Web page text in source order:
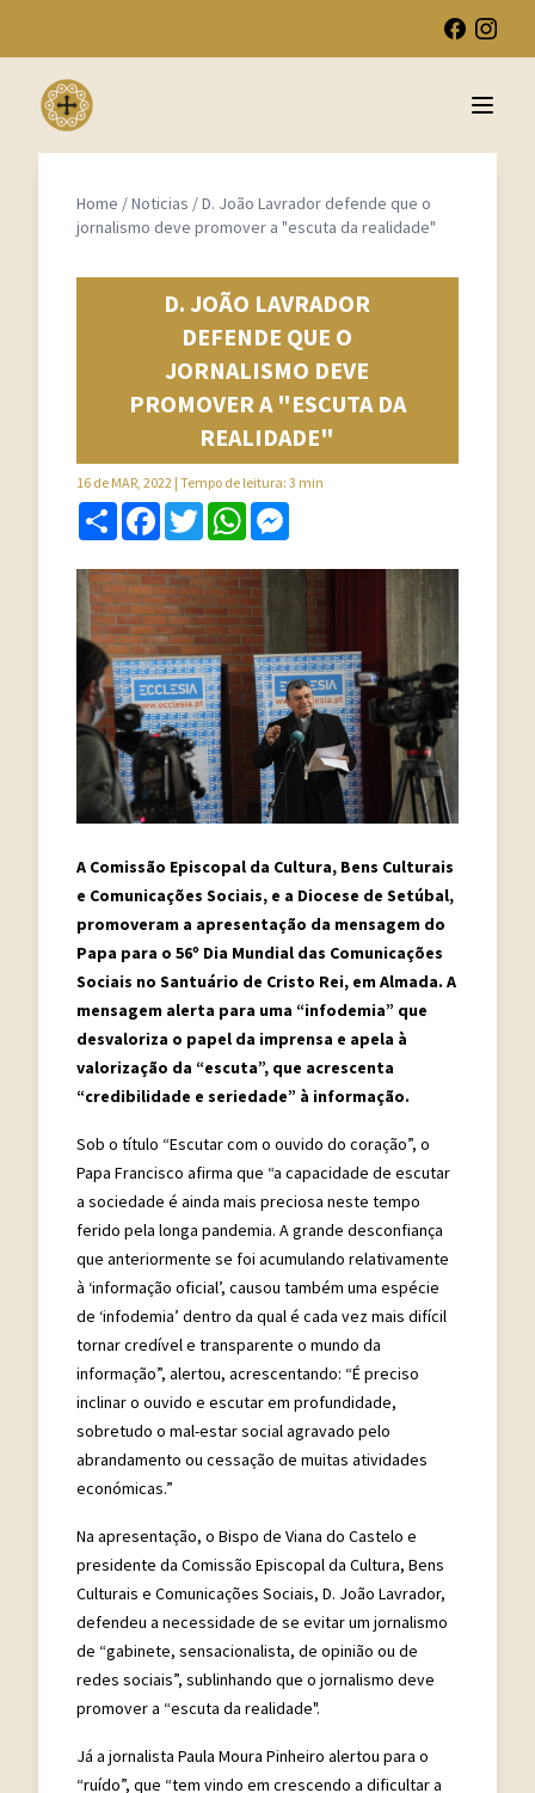
Open
Home /Noticias /D. João Lavrador defende que o
jornalismo deve promover a "escuta da realidade"
D. JOÃO LAVRADOR
DEFENDE QUE O
JORNALISMO DEVE
PROMOVER A "ESCUTA DA
REALIDADE"
16 de MAR, 2022 | Tempo de leitura: 3 min
Share FacebookTwitterWhatsApp
A Comissão Episcopal da Cultura, Bens Culturais
e Comunicações Sociais, e a Diocese de Setúbal,
promoveram a apresentação da mensagem do
Papa para o 56º Dia Mundial das Comunicações
Sociais no Santuário de Cristo Rei, em Almada. A
mensagem alerta para uma “infodemia” que
desvaloriza o papel da imprensa e apela à
valorização da “escuta”, que acrescenta
“credibilidade e seriedade” à informação.
Sob o título “Escutar com o ouvido do coração”, o
Papa Francisco afirma que “a capacidade de escutar
a sociedade é ainda mais preciosa neste tempo
ferido pela longa pandemia. A grande desconfiança
que anteriormente se foi acumulando relativamente
à ‘informação oficial’, causou também uma espécie
de ‘infodemia’ dentro da qual é cada vez mais difícil
tornar credível e transparente o mundo da
informação”, alertou, acrescentando: “É preciso
inclinar o ouvido e escutar em profundidade,
sobretudo o mal-estar social agravado pelo
abrandamento ou cessação de muitas atividades
económicas.”
Na apresentação, o Bispo de Viana do Castelo e
presidente da Comissão Episcopal da Cultura, Bens
Culturais e Comunicações Sociais, D. João Lavrador,
defendeu a necessidade de se evitar um jornalismo
de “gabinete, sensacionalista, de opinião ou de
redes sociais”, sublinhando que o jornalismo deve
promover a “escuta da realidade".
Já a jornalista Paula Moura Pinheiro alertou para o
“ruído”, que “tem vindo em crescendo a dificultar a